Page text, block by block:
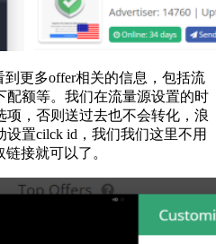
更多offer相关的信息，包括流
配额等。我们在流量源设置的时
，否则送过去也不会转化，浪
置cilck id，我们我们这里不用
接就可以了。